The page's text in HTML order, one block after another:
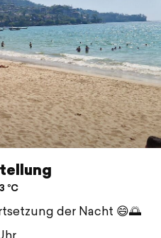
°C
der Nacht 😄🌅